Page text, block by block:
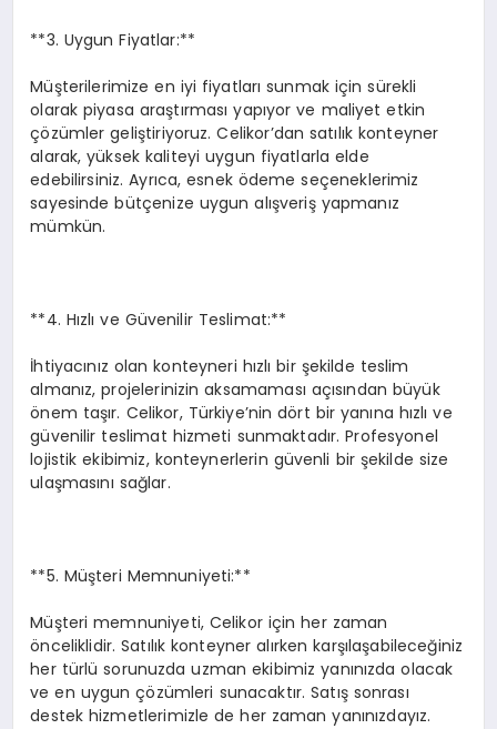
**3. Uygun Fiyatlar:**
Müşterilerimize en iyi fiyatları sunmak için sürekli
olarak piyasa araştırması yapıyor ve maliyet etkin
çözümler geliştiriyoruz. Celikor’dan satılık konteyner
alarak, yüksek kaliteyi uygun fiyatlarla elde
edebilirsiniz. Ayrıca, esnek ödeme seçeneklerimiz
sayesinde bütçenize uygun alışveriş yapmanız
mümkün.
**4. Hızlı ve Güvenilir Teslimat:**
İhtiyacınız olan konteyneri hızlı bir şekilde teslim
almanız, projelerinizin aksamaması açısından büyük
önem taşır. Celikor, Türkiye’nin dört bir yanına hızlı ve
güvenilir teslimat hizmeti sunmaktadır. Profesyonel
lojistik ekibimiz, konteynerlerin güvenli bir şekilde size
ulaşmasını sağlar.
**5. Müşteri Memnuniyeti:**
Müşteri memnuniyeti, Celikor için her zaman
önceliklidir. Satılık konteyner alırken karşılaşabileceğiniz
her türlü sorunuzda uzman ekibimiz yanınızda olacak
ve en uygun çözümleri sunacaktır. Satış sonrası
destek hizmetlerimizle de her zaman yanınızdayız.